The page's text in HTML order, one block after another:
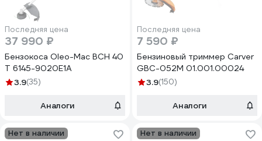
Последняя цена
37 990 ₽
Бензокоса Oleo-Mac BCH 40
T 6145-9020E1A
3.9(35)
Аналоги
Последняя цена
7 590 ₽
Бензиновый триммер Carver
GBC-052M 01.001.00024
3.9(150)
Аналоги
Нет в наличии Нет в наличии